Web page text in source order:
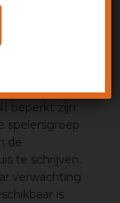
werken
beperkt zijn
spelersgroep
de
te schrijven.
verwachting
is